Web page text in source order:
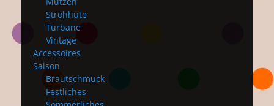
Strohhüte
Turbane
Vintage
Accessoires
Saison
Brautschmuck
Festliches